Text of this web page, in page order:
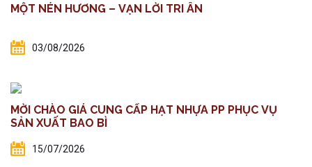
MỘT NÉN HƯƠNG – VẠN LỜI TRI ÂN
03/08/2026
MỜI CHÀO GIÁ CUNG CẤP HẠT NHỰA PP PHỤC VỤ
SẢN XUẤT BAO BÌ
15/07/2026